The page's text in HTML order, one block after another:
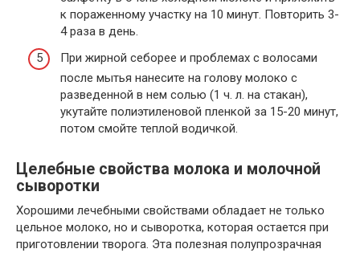
к пораженному участку на 10 минут. Повторить 3-
4 раза в день.
При жирной себорее и проблемах с волосами
после мытья нанесите на голову молоко с
разведенной в нем солью (1 ч. л. на стакан),
укутайте полиэтиленовой пленкой за 15-20 минут,
потом смойте теплой водичкой.
Целебные свойства молока и молочной
сыворотки
Хорошими лечебными свойствами обладает не только
цельное молоко, но и сыворотка, которая остается при
приготовлении творога. Эта полезная полупрозрачная